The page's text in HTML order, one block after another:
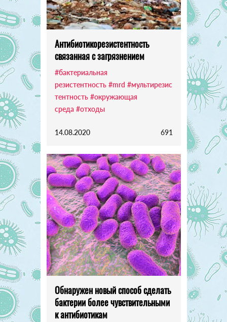
Антибиотикорезистентность
связанная с загрязнением
#бактериальная
резистентность #mrd #мультирезис
тентность #окружающая
среда #отходы
14.08.2020 691
Обнаружен новый способ сделать
бактерии более чувствительными
к антибиотикам